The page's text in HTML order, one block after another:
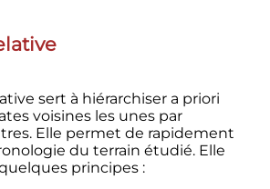
sert à hiérarchiser a priori
voisines les unes par
Elle permet de rapidement
du terrain étudié. Elle
principes :